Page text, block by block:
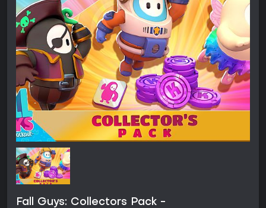
Fall Guys: Collectors Pack -